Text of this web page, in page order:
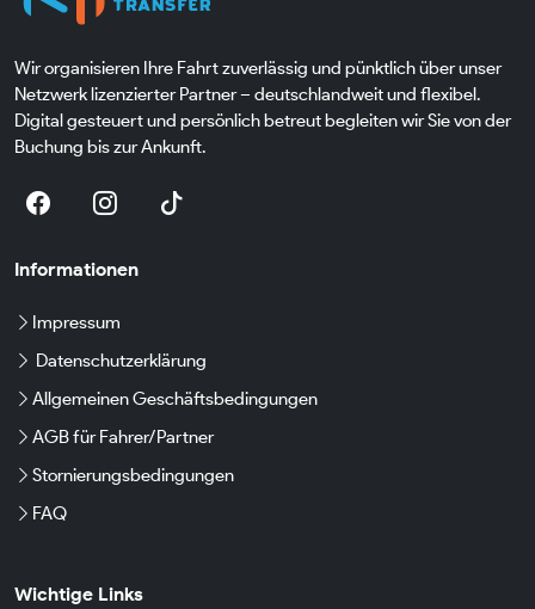
Wir organisieren Ihre Fahrt zuverlässig und pünktlich über unser
Netzwerk lizenzierter Partner – deutschlandweit und flexibel.
Digital gesteuert und persönlich betreut begleiten wir Sie von der
Buchung bis zur Ankunft.
Informationen
Impressum
Datenschutzerklärung
Allgemeinen Geschäftsbedingungen
AGB für Fahrer/Partner
Stornierungsbedingungen
FAQ
Wichtige Links